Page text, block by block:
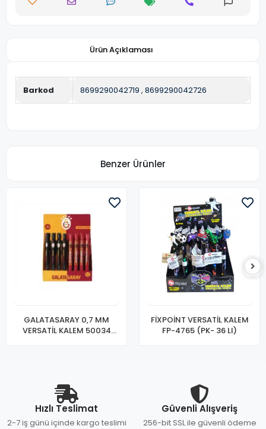
Ürün Açıklaması
Barkod 8699290042719 , 8699290042726
Benzer Ürünler
GALATASARAY 0,7 MM
VERSATİL KALEM 50034
FİXPOİNT VERSATİL KALEM
FP-4765 (PK- 36 LI)
Hızlı Teslimat
2-7 iş günü içinde kargo teslimi
Güvenli Alışveriş
256-bit SSL ile güvenli ödeme